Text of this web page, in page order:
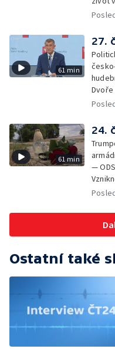
61 min
27.
Dvoře
61 min
24.
—
Ostatní také